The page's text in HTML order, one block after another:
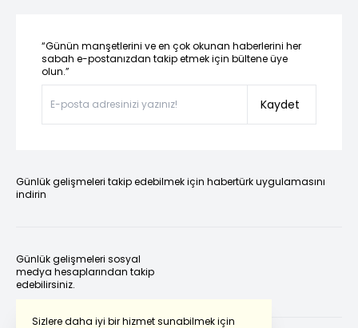
Sizlere daha iyi bir hizmet sunabilmek için
“Günün manşetlerini ve en çok okunan haberlerini her
sabah e-postanızdan takip etmek için bültene üye
olun.”
Kaydet
Günlük gelişmeleri takip edebilmek için habertürk uygulamasını
indirin
Günlük gelişmeleri sosyal
medya hesaplarından takip
edebilirsiniz.